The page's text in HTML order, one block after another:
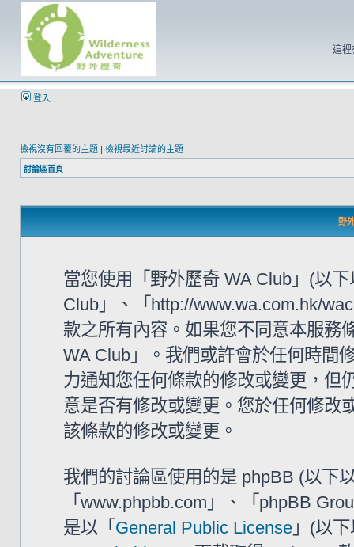
這裡
登入
檢視沒有回覆的主題 | 檢視最近討論的主題
討論區首頁
野
當您使用「野外歷奇 WA Club」(以
Club」、「http://www.wa.com.hk/
款之所有內容。如果您不同意本服務
WA Club」。我們或許會於任何時間
力通知您任何條款的修改或變更，但
意是否有修改或變更。您於任何修改
該條款的修改或變更。
我們的討論區使用的是 phpBB (以下
「www.phpbb.com」、「phpBB
是以「 General Public License 」(以